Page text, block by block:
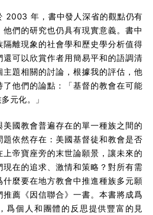
2003 年，書中發人深省的觀點仍有
們的研究也仍具有現實意義。書中
隔離現象的社會學和歷史學分析值得
還可以欣賞作者用簡易平和的語調清
主題相關的討論，根據我的評估，他
了他們的論點：「基督的教會在可能
元化。」
美國教會普遍存在的單一種族之間的
題依然存在：美國基督徒和教會是否
帝寶座旁的末世論願景，讓未來的
現在的追求、激情和策略？對所有需
什麼要在地方教會中推進種族多元願
薦《因信聯合》一書。本書將成爲
爲個人和團體的反思提供豐富的見